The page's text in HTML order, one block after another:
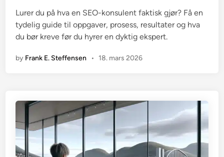
d
i
n
Lurer du på hva en SEO-konsulent faktisk gjør? Få en
tydelig guide til oppgaver, prosess, resultater og hva
du bør kreve før du hyrer en dyktig ekspert.
by Frank E. Steffensen • 18. mars 2026